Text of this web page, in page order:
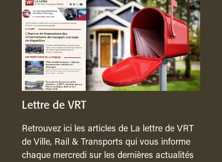
Lettre de VRT
Retrouvez ici les articles de La lettre de VRT
de Ville, Rail & Transports qui vous informe
chaque mercredi sur les dernières actualités